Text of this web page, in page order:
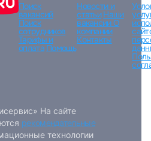
Поиск
вакансий
Поиск
сотрудников
Тарифы и
оплата Помощь
Новости и
статьи Наши
вакансииО
компании
Контакты
На сайте
рекомендательные
технологии